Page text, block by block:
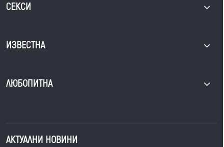
СЕКСИ
ИЗВЕСТНА
ЛЮБОПИТНА
АКТУАЛНИ НОВИНИ